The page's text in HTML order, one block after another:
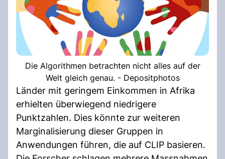
Die Algorithmen betrachten nicht alles auf der
Welt gleich genau. - Depositphotos
Länder mit geringem Einkommen in Afrika
erhielten überwiegend niedrigere
Punktzahlen. Dies könnte zur weiteren
Marginalisierung dieser Gruppen in
Anwendungen führen, die auf CLIP basieren.